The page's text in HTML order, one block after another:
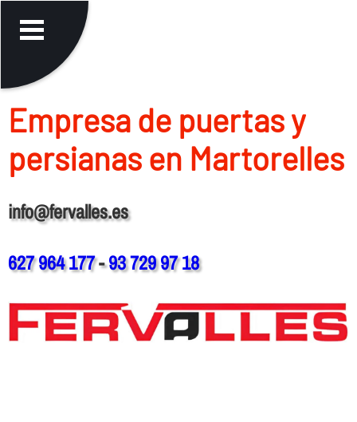
Empresa de puertas y
persianas en Martorelles
info@fervalles.es
627 964 177-93 729 97 18